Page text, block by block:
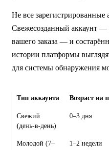
Не все зарегистрированные
Свежесозданный аккаунт —
вашего заказа — и
истории платформы
для системы обнаружения
Тип аккаунта Возраст на
Свежий
(день-в-день)
0–3 дня
Молодой (7–
1–2 недели